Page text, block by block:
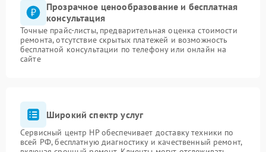
Прозрачное ценообразование и бесплатная
консультация
Точные прайс-листы, предварительная оценка стоимости
ремонта, отсутствие скрытых платежей и возможность
бесплатной консультации по телефону или онлайн на
сайте
Широкий спектр услуг
Сервисный центр HP обеспечивает доставку техники по
всей РФ, бесплатную диагностику и качественный ремонт,